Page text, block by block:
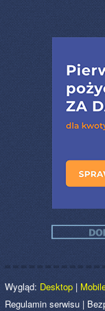
Wygląd: Desktop |
Regulamin serwisu |